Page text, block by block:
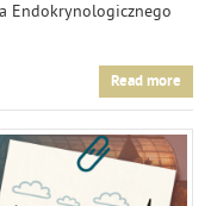
Endokrynologicznego
Read more